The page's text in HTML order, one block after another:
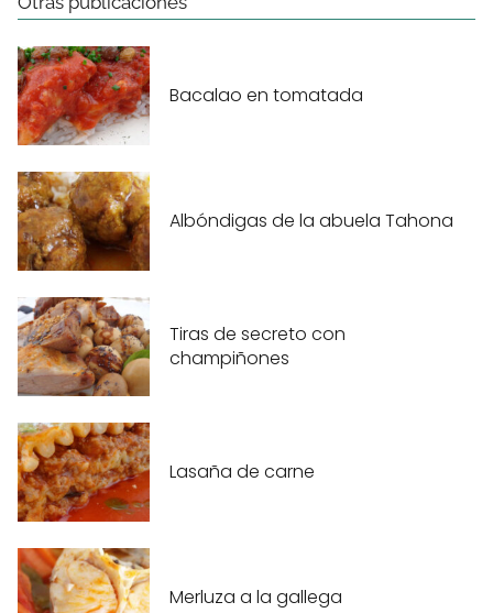
Bacalao en tomatada
Albóndigas de la abuela Tahona
Tiras de secreto con
champiñones
Lasaña de carne
Merluza a la gallega